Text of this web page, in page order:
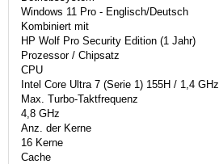
Windows 11 Pro - Englisch/Deutsch
Kombiniert mit
HP Wolf Pro Security Edition (1 Jahr)
Prozessor / Chipsatz
CPU
Intel Core Ultra 7 (Serie 1) 155H / 1,4 GHz
Max. Turbo-Taktfrequenz
4,8 GHz
Anz. der Kerne
16 Kerne
Cache